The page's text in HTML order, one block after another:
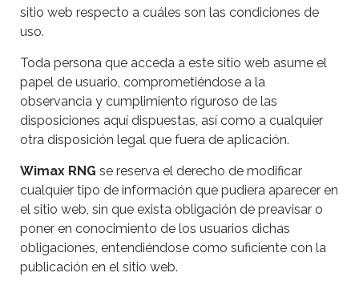
sitio web respecto a cuáles son las condiciones de
uso.
Toda persona que acceda a este sitio web asume el
papel de usuario, comprometiéndose a la
observancia y cumplimiento riguroso de las
disposiciones aquí dispuestas, así como a cualquier
otra disposición legal que fuera de aplicación.
Wimax RNG se reserva el derecho de modificar
cualquier tipo de información que pudiera aparecer en
el sitio web, sin que exista obligación de preavisar o
poner en conocimiento de los usuarios dichas
obligaciones, entendiéndose como suficiente con la
publicación en el sitio web.